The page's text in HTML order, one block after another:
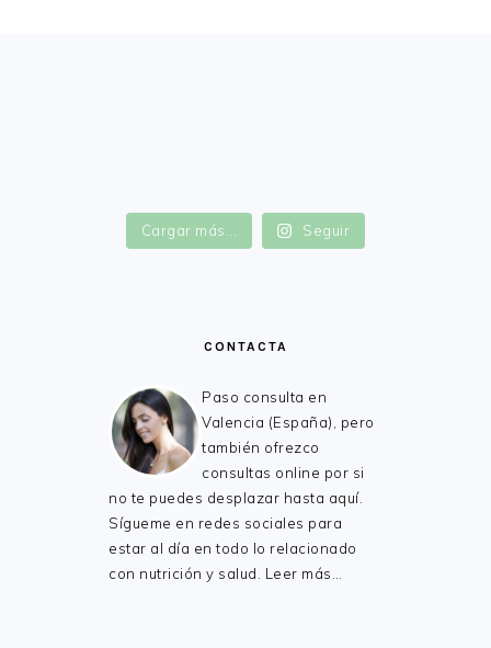
Cargar más... Seguir
CONTACTA
Paso consulta en
Valencia (España), pero
también ofrezco
consultas online por si
no te puedes desplazar hasta aquí.
Sígueme en redes sociales para
estar al día en todo lo relacionado
con nutrición y salud. Leer más…